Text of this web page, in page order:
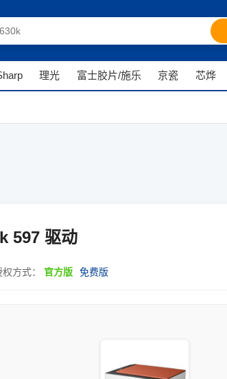
理光 富士胶片/施乐 京瓷 芯烨
597 驱动
权方式： 官方版 免费版